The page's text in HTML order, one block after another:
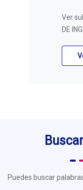
Ver
DE
Puedes buscar